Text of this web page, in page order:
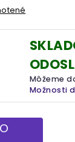
Môžeme
Možnosti